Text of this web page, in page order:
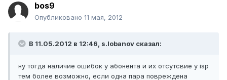
bos9
Опубликовано 11 мая, 2012
В 11.05.2012 в 12:46, s.lobanov сказал:
ну тогда наличие ошибок у абонента и их отсутсвие у isp
тем более возможно, если одна пара повреждена